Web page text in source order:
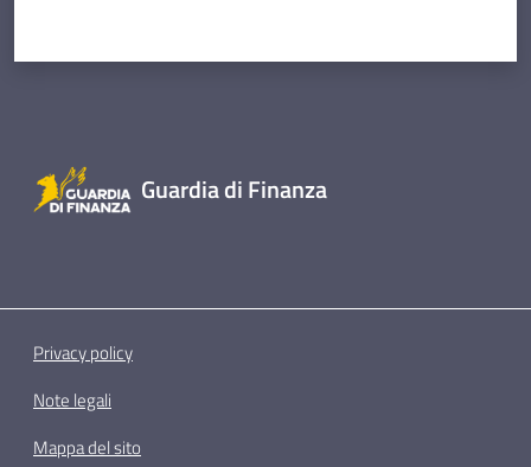
Guardia di Finanza
Privacy policy
Note legali
Mappa del sito